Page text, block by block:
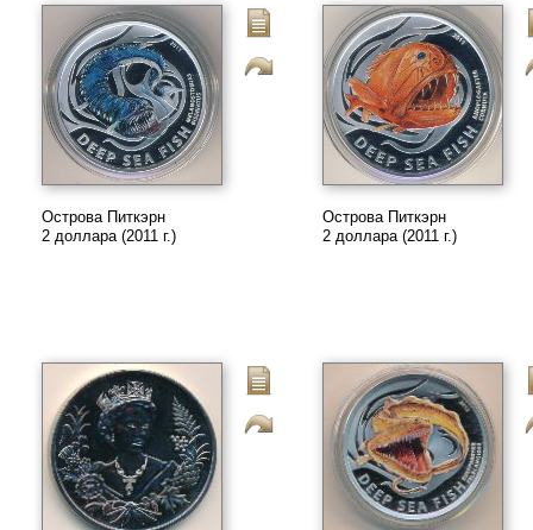
Острова Питкэрн
2 доллара (2011 г.)
Острова Питкэрн
2 доллара (2011 г.)